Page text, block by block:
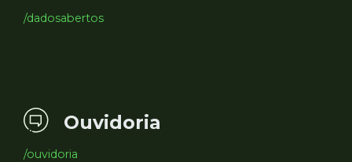
/dadosabertos
Ouvidoria
/ouvidoria